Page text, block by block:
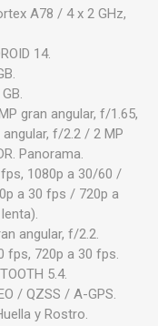
A78 / 4 x 2 GHz,
14.
gran angular, f/1.65,
f/2.2 / 2 MP
Panorama.
1080p a 30/60 /
a 30 fps / 720p a
angular, f/2.2.
fps, 720p a 30 fps.
5.4.
/ QZSS / A-GPS.
y Rostro.